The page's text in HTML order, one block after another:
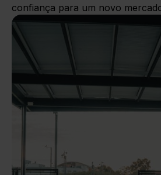
confiança para um novo